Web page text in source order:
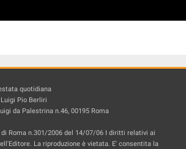
quotidiana
Pio Berliri
da Palestrina n.46, 00195 Roma
Roma n.301/2006 del 14/07/06 I diritti relativi ai
La riproduzione è vietata. E' consentita la